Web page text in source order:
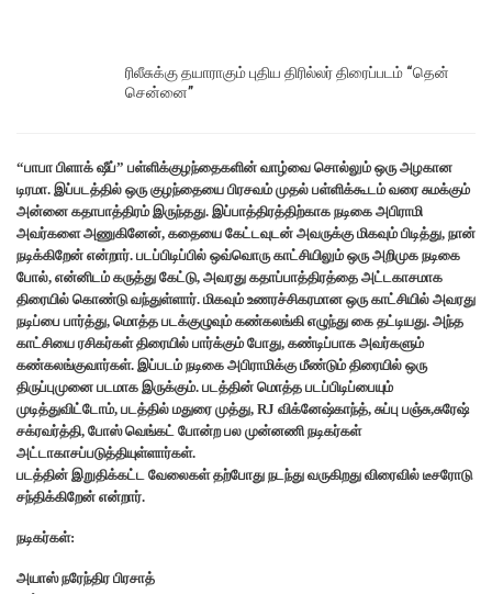
ரிலீசுக்கு தயாராகும் புதிய திரில்லர் திரைப்படம் “தென்
சென்னை”
“பாபா பிளாக்‌ ஷீப்” பள்ளிக்குழந்தைகளின் வாழ்வை சொல்லும் ஒரு அழகான
டிரமா. இப்படத்தில் ஒரு குழந்தையை பிரசவம் முதல் பள்ளிக்கூடம் வரை சுமக்கும்
அன்னை கதாபாத்திரம் இருந்தது. இப்பாத்திரத்திற்காக நடிகை அபிராமி
அவர்களை அணுகினேன், கதையை கேட்டவுடன் அவருக்கு மிகவும் பிடித்து, நான்
நடிக்கிறேன் என்றார். படப்பிடிப்பில் ஒவ்வொரு காட்சியிலும் ஒரு அறிமுக நடிகை
போல், என்னிடம் கருத்து கேட்டு, அவரது கதாப்பாத்திரத்தை அட்டகாசமாக
திரையில் கொண்டு வந்துள்ளார். மிகவும் உணரச்சிகரமான ஒரு காட்சியில் அவரது
நடிப்பை பார்த்து, மொத்த படக்குழுவும் கண்கலங்கி எழுந்து கை தட்டியது. அந்த
காட்சியை ரசிகர்கள் திரையில் பார்க்கும் போது, கண்டிப்பாக அவர்களும்
கண்கலங்குவார்கள். இப்படம் நடிகை அபிராமிக்கு மீண்டும் திரையில் ஒரு
திருப்புமுனை படமாக இருக்கும். படத்தின் மொத்த படப்பிடிப்பையும்
முடித்துவிட்டோம், படத்தில் மதுரை முத்து, RJ விக்னேஷ்காந்த், சுப்பு பஞ்சு,சுரேஷ்
சக்ரவர்த்தி, போஸ் வெங்கட் போன்ற பல முன்னணி நடிகர்கள்
அட்டாகாசப்படுத்தியுள்ளார்கள்.
படத்தின் இறுதிக்கட்ட வேலைகள் தற்போது நடந்து வருகிறது விரைவில் டீசரோடு
சந்திக்கிறேன் என்றார்.
நடிகர்கள்:
அயாஸ் நரேந்திர பிரசாத்